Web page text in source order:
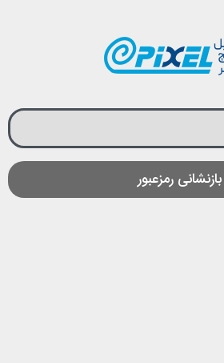
بازنشانی رمزعبور